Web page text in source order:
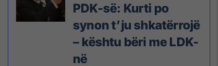
PDK-së: Kurti po
synon t’ju shkatërrojë
– kështu bëri me LDK-
në